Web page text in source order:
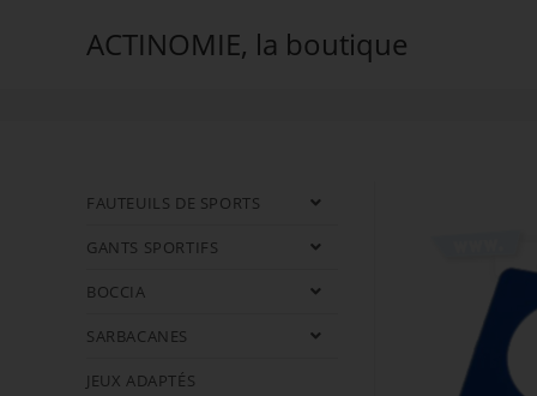
ACTINOMIE, la boutique
Circonférencier
FAUTEUILS DE SPORTS
GANTS SPORTIFS
BOCCIA
SARBACANES
JEUX ADAPTÉS